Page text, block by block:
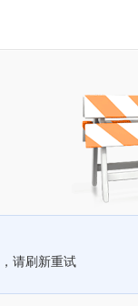
请刷新重试